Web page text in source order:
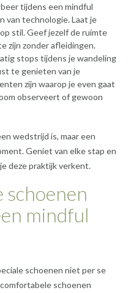
tijdens een mindful
van technologie. Laat je
stil. Geef jezelf de ruimte
zijn zonder afleidingen.
stops tijdens je wandeling
te genieten van je
zijn waarop je even gaat
observeert of gewoon
wedstrijd is, maar een
Geniet van elke stap en
deze praktijk verkent.
schoenen
mindful
schoenen niet per se
schoenen